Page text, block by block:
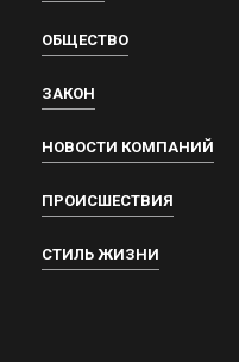
ОБЩЕСТВО
ЗАКОН
НОВОСТИ КОМПАНИЙ
ПРОИСШЕСТВИЯ
СТИЛЬ ЖИЗНИ